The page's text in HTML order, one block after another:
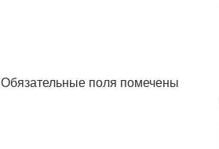
Обязательные поля помечены